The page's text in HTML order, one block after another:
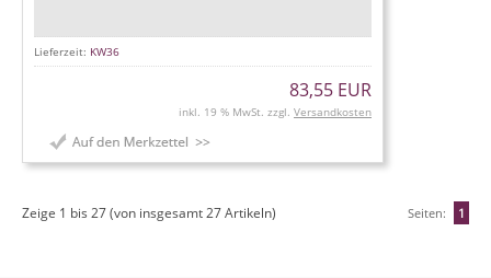
Lieferzeit: KW36
83,55 EUR
inkl. 19 % MwSt. zzgl. Versandkosten
Zeige 1 bis 27(von insgesamt27Artikeln) Seiten: 1